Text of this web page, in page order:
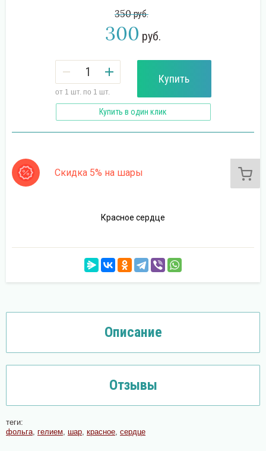
350руб.
300 руб.
от 1 шт. по 1 шт.
Купить
Купить в один клик
Скидка 5% на шары
Красное сердце
Описание
Отзывы
теги:
фольга, гелием, шар, красное, сердце